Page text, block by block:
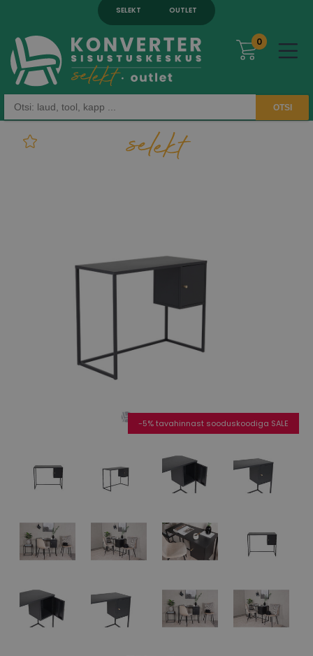
SELEKT OUTLET
0
OTSI
-5% tavahinnast sooduskoodiga SALE